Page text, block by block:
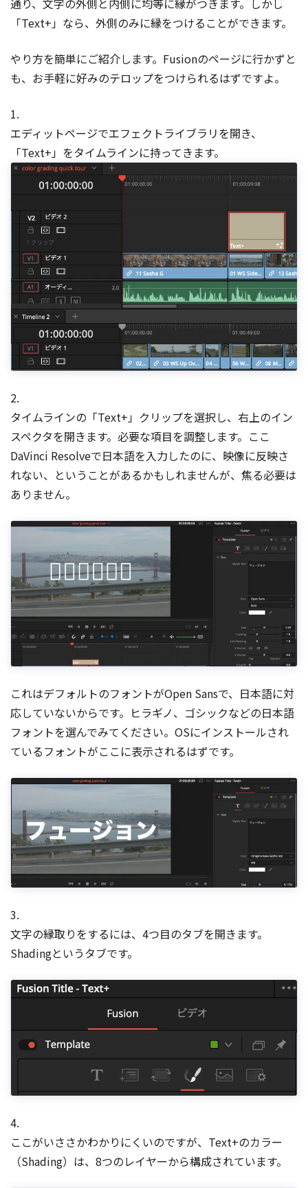
通り、文字の外側と内側に均等に縁がつきます。しかし
「Text+」なら、外側のみに縁をつけることができます。
やり方を簡単にご紹介します。Fusionのページに行かずと
も、お手軽に好みのテロップをつけられるはずですよ。
1.
エディットページでエフェクトライブラリを開き、
「Text+」をタイムラインに持ってきます。
2.
タイムラインの「Text+」クリップを選択し、右上のイン
スペクタを開きます。必要な項目を調整します。ここ
DaVinci Resolveで日本語を入力したのに、映像に反映さ
れない、ということがあるかもしれませんが、焦る必要は
ありません。
これはデフォルトのフォントがOpen Sansで、日本語に対
応していないからです。ヒラギノ、ゴシックなどの日本語
フォントを選んでみてください。OSにインストールされ
ているフォントがここに表示されるはずです。
3.
文字の縁取りをするには、4つ目のタブを開きます。
Shadingというタブです。
4.
ここがいささかわかりにくいのですが、Text+のカラー
（Shading）は、8つのレイヤーから構成されています。